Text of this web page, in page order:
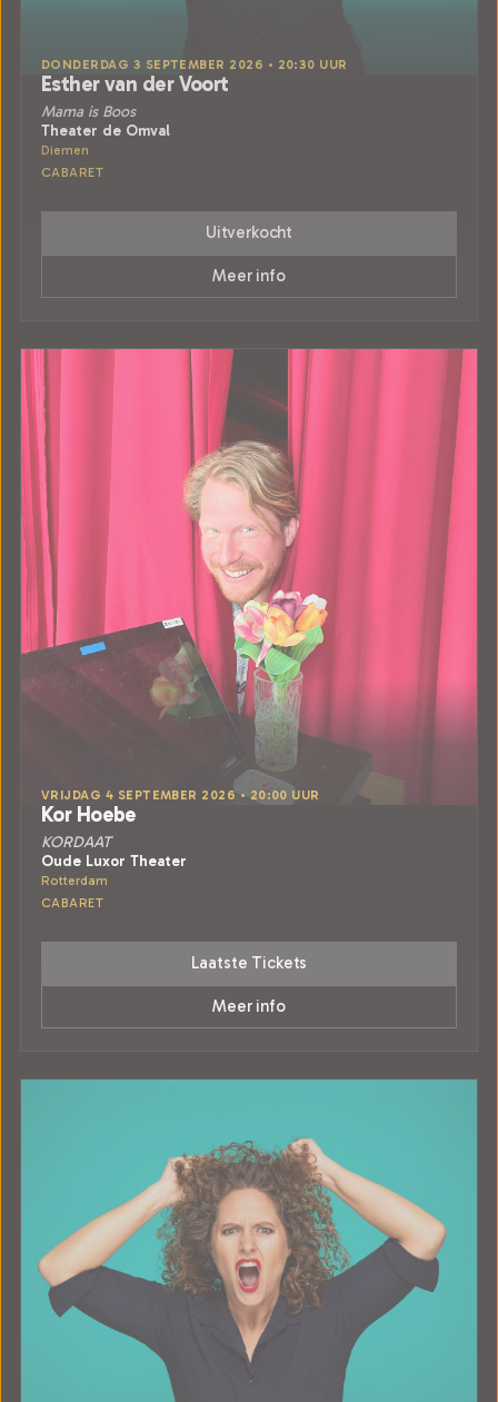
DONDERDAG 3 SEPTEMBER 2026 • 20:30 UUR
Esther van der Voort
Mama is Boos
Theater de Omval
Diemen
CABARET
Uitverkocht
Meer info
VRIJDAG 4 SEPTEMBER 2026 • 20:00 UUR
Kor Hoebe
KORDAAT
Oude Luxor Theater
Rotterdam
CABARET
Laatste Tickets
Meer info